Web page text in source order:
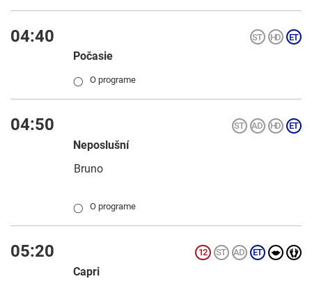
04:40
Počasie
◯ O programe
04:50
Neposlušní
Bruno
◯ O programe
05:20
Capri